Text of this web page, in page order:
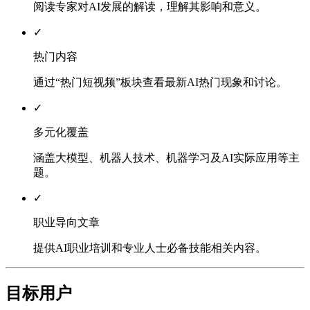
阅读专家对AI发展的解读，理解其影响和意义。
✓
热门内容
通过“热门短视频”板块查看最新AI热门现象和讨论。
✓
多元化覆盖
涵盖大模型、机器人技术、机器学习及AI实际应用等主
题。
✓
职业导向文章
提供AI职业培训和专业人士必备技能相关内容。
目标用户